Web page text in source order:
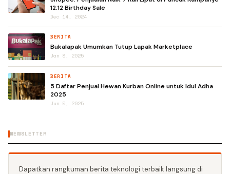
12.12 Birthday Sale
Dec 14, 2024
BERITA
Bukalapak Umumkan Tutup Lapak Marketplace
Jan 8, 2025
BERITA
5 Daftar Penjual Hewan Kurban Online untuk Idul Adha
2025
Jun 5, 2025
NEWSLETTER
Dapatkan rangkuman berita teknologi terbaik langsung di